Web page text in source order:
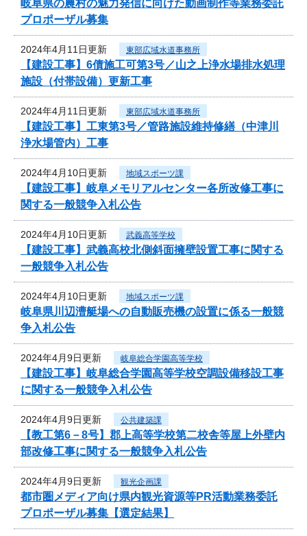
岐阜県の農村の魅力発信に向けた動画制作等業務委託
プロポーザル募集
2024年4月11日更新 東部広域水道事務所
【建設工事】6債施工可第3号／山之上浄水場排水処理
施設（付帯設備）更新工事
2024年4月11日更新 東部広域水道事務所
【建設工事】工東第3号／管路施設維持修繕（中津川
浄水場管内）工事
2024年4月10日更新 地域スポーツ課
【建設工事】岐阜メモリアルセンター各所改修工事に
関する一般競争入札公告
2024年4月10日更新 武義高等学校
【建設工事】武義高校北側斜面擁壁設置工事に関する
一般競争入札公告
2024年4月10日更新 地域スポーツ課
岐阜県川辺漕艇場への自動販売機の設置に係る一般競
争入札公告
2024年4月9日更新 岐阜総合学園高等学校
【建設工事】岐阜総合学園高等学校空調設備移設工事
に関する一般競争入札公告
2024年4月9日更新 公共建築課
【教工第6－8号】郡上高等学校第二校舎等屋上外壁内
部改修工事に関する一般競争入札公告
2024年4月9日更新 観光企画課
都市圏メディア向け県内観光資源等PR活動業務委託
プロポーザル募集【選定結果】